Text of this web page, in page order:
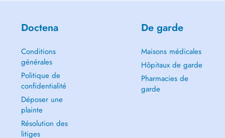
Doctena
Conditions
générales
Politique de
confidentialité
Déposer une
plainte
Résolution des
litiges
De garde
Maisons médicales
Hôpitaux de garde
Pharmacies de
garde